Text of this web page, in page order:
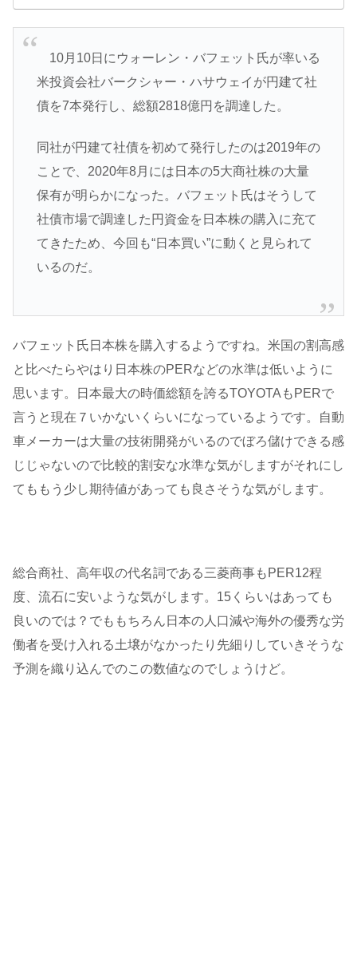
10月10日にウォーレン・バフェット氏が率いる
米投資会社バークシャー・ハサウェイが円建て社
債を7本発行し、総額2818億円を調達した。
同社が円建て社債を初めて発行したのは2019年の
ことで、2020年8月には日本の5大商社株の大量
保有が明らかになった。バフェット氏はそうして
社債市場で調達した円資金を日本株の購入に充て
てきたため、今回も“日本買い”に動くと見られて
いるのだ。
バフェット氏日本株を購入するようですね。米国の割高感
と比べたらやはり日本株のPERなどの水準は低いように
思います。日本最大の時価総額を誇るTOYOTAもPERで
言うと現在７いかないくらいになっているようです。自動
車メーカーは大量の技術開発がいるのでぼろ儲けできる感
じじゃないので比較的割安な水準な気がしますがそれにし
てももう少し期待値があっても良さそうな気がします。
総合商社、高年収の代名詞である三菱商事もPER12程
度、流石に安いような気がします。15くらいはあっても
良いのでは？でももちろん日本の人口減や海外の優秀な労
働者を受け入れる土壌がなかったり先細りしていきそうな
予測を織り込んでのこの数値なのでしょうけど。